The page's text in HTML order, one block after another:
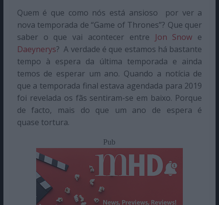
Quem é que como nós está ansioso por ver a
nova temporada de “Game of Thrones”? Que quer
saber o que vai acontecer entre
Jon Snow e
Daeynerys? A verdade é que estamos há bastante
tempo à espera da última temporada e ainda
temos de esperar um ano. Quando a notícia de
que a temporada final estava agendada para 2019
foi revelada os fãs sentiram-se em baixo. Porque
de facto, mais do que um ano de espera é
quase tortura.
Pub